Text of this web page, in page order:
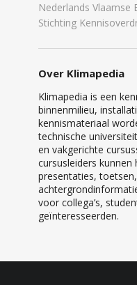
Nederlands Vlaamse
Stichting
Over Klimapedia
Klimapedia is een
binnenmilieu,
kennismateriaal
technische
en vakgerichte
cursusleiders kunnen
presentaties,
voor collega’s,
geïnteresseerden.